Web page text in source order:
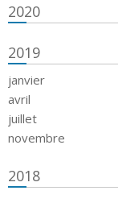
2020
2019
janvier
avril
juillet
novembre
2018